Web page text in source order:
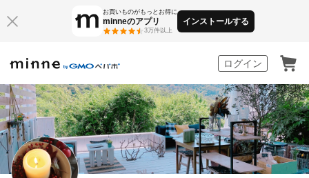
お買いものがもっとお得に
minneのアプリ
3万件以上
インストールする
ログイン